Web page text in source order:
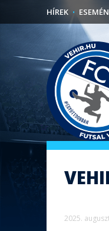
HÍREK
2025.